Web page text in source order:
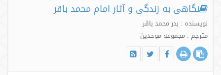
‫نگاهی به زندگی و آثار امام محمد باقر‬
نویسنده : بدر محمد باقر
مترجم : مجموعه موحدین